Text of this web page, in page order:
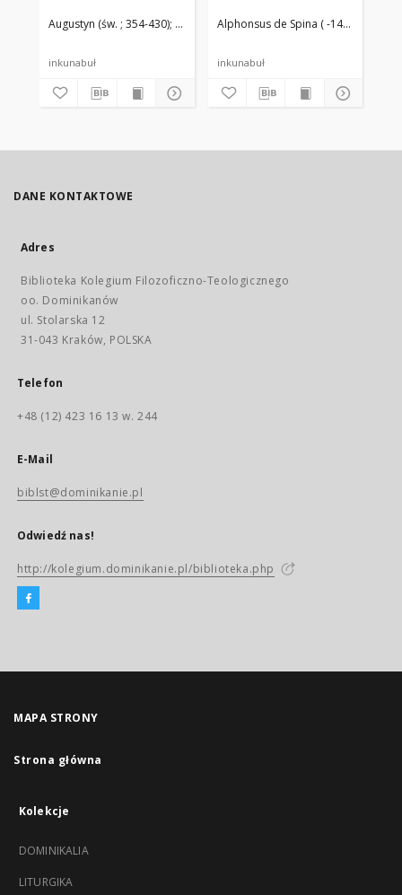
Augustyn (św. ; 354-430) Flach, Martin (14..-1500). Druk.
inkunabuł
Alphonsus de Spina ( -1469)
inkunabuł
DANE KONTAKTOWE
Adres
Biblioteka Kolegium Filozoficzno-Teologicznego
oo. Dominikanów
ul. Stolarska 12
31-043 Kraków, POLSKA
Telefon
+48 (12) 423 16 13 w. 244
E-Mail
biblst@dominikanie.pl
Odwiedź nas!
http://kolegium.dominikanie.pl/biblioteka.php
MAPA STRONY
Strona główna
Kolekcje
DOMINIKALIA
LITURGIKA